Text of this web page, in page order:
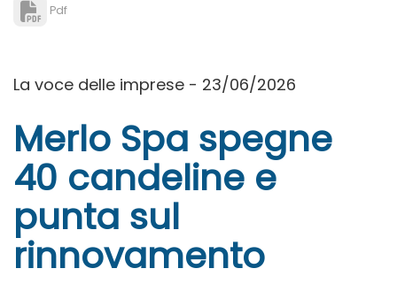
Pdf
La voce delle imprese - 23/06/2026
Merlo Spa spegne
40 candeline e
punta sul
rinnovamento